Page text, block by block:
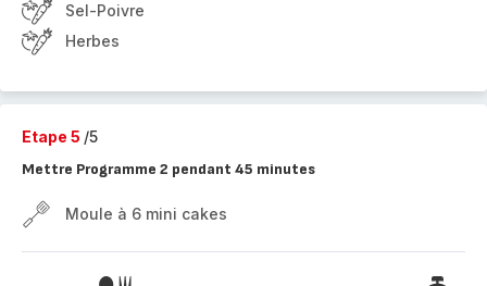
Sel-Poivre
Herbes
Etape 5 /5
Mettre Programme 2 pendant 45 minutes
Moule à 6 mini cakes